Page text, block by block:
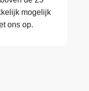
mogelijk
ons op.